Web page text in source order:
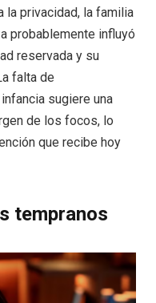
la privacidad, la familia
probablemente influyó
reservada y su
falta de
sugiere una
de los focos, lo
que recibe hoy
tempranos